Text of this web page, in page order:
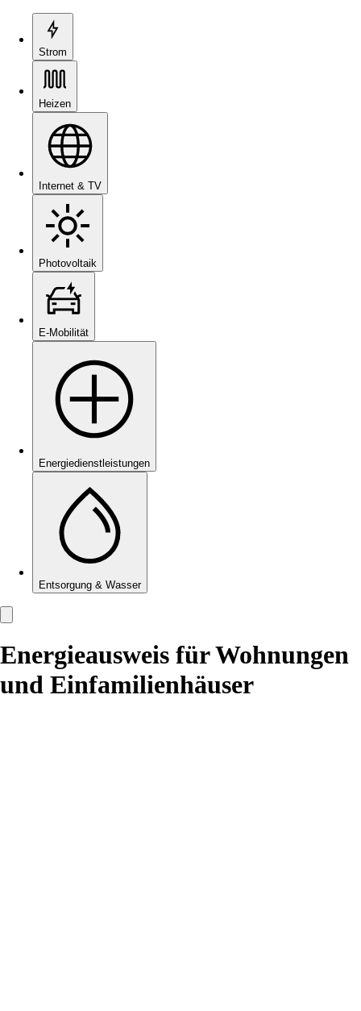
Strom
Heizen
Internet & TV
Photovoltaik
E-Mobilität
Energie­dienstleistungen
Entsorgung & Wasser
Energieausweis für Wohnungen
und Einfamilienhäuser